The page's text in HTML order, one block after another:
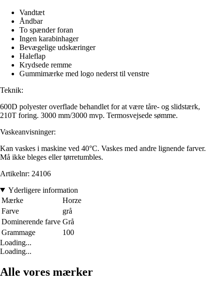
Vandtæt
Åndbar
To spænder foran
Ingen karabinhager
Bevægelige udskæringer
Haleflap
Krydsede remme
Gummimærke med logo nederst til venstre
Teknik:
600D polyester overflade behandlet for at være tåre- og slidstærk,
210T foring. 3000 mm/3000 mvp. Termosvejsede sømme.
Vaskeanvisninger:
Kan vaskes i maskine ved 40°C. Vaskes med andre lignende farver.
Må ikke bleges eller tørretumbles.
Artikelnr: 24106
Yderligere information
Mærke
Horze
Farve
grå
Dominerende farve Grå
Grammage
100
Loading...
Loading...
Alle vores mærker